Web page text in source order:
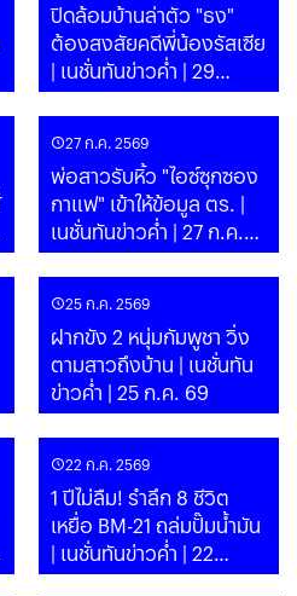
ปิดล้อมบ้านล่าตัว "ธง"
ต้องสงสัยคดีพี่น้องรัสเซีย
| เนชั่นทันข่าวค่ำ | 29
ก.ค.69 | PART
27 ก.ค. 2569
พ่อสาวรับหิ้ว "ไอซ์ซุกซอง
กาแฟ" เข้าให้ข้อมูล ตร. |
เนชั่นทันข่าวค่ำ | 27 ก.ค.69
| PART
25 ก.ค. 2569
ฝากขัง 2 หนุ่มกัมพูชา วิ่ง
ตามสาวถึงบ้าน | เนชั่นทัน
ข่าวค่ำ | 25 ก.ค. 69
22 ก.ค. 2569
1 ปีไม่ลืม! รำลึก 8 ชีวิต
เหยื่อ BM-21 ถล่มปั๊มน้ำมัน
| เนชั่นทันข่าวค่ำ | 22
ก.ค.69 | PART